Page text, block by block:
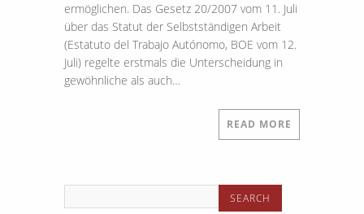
ermöglichen. Das Gesetz 20/2007 vom 11. Juli
über das Statut der Selbstständigen Arbeit
(Estatuto del Trabajo Autónomo, BOE vom 12.
Juli) regelte erstmals die Unterscheidung in
gewöhnliche als auch…
READ MORE